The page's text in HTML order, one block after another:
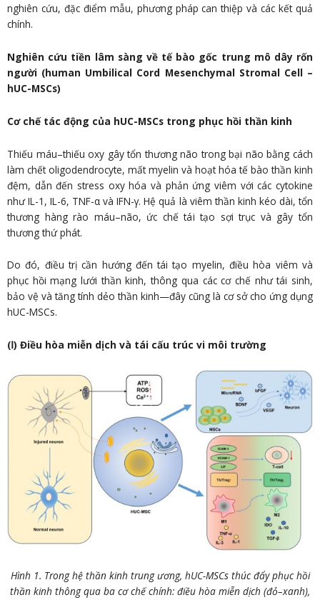
nghiên cứu, đặc điểm mẫu, phương pháp can thiệp và các kết quả
chính.
Nghiên cứu tiền lâm sàng về tế bào gốc trung mô dây rốn
người (human Umbilical Cord Mesenchymal Stromal Cell –
hUC-MSCs)
Cơ chế tác động của hUC-MSCs trong phục hồi thần kinh
Thiếu máu–thiếu oxy gây tổn thương não trong bại não bằng cách
làm chết oligodendrocyte, mất myelin và hoạt hóa tế bào thần kinh
đệm, dẫn đến stress oxy hóa và phản ứng viêm với các cytokine
như IL-1, IL-6, TNF-α và IFN-γ. Hệ quả là viêm thần kinh kéo dài, tổn
thương hàng rào máu–não, ức chế tái tạo sợi trục và gây tổn
thương thứ phát.
Do đó, điều trị cần hướng đến tái tạo myelin, điều hòa viêm và
phục hồi mạng lưới thần kinh, thông qua các cơ chế như tái sinh,
bảo vệ và tăng tính dẻo thần kinh—đây cũng là cơ sở cho ứng dụng
hUC-MSCs.
(Ⅰ) Điều hòa miễn dịch và tái cấu trúc vi môi trường
Hình 1. Trong hệ thần kinh trung ương, hUC-MSCs thúc đẩy phục hồi
thần kinh thông qua ba cơ chế chính: điều hòa miễn dịch (đỏ–xanh),